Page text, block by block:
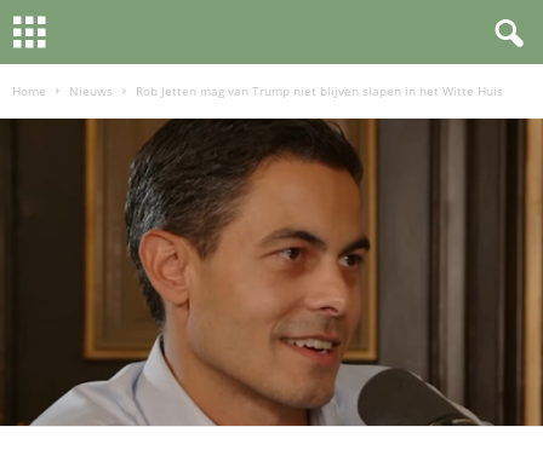
Home Nieuws Rob Jetten mag van Trump niet blijven slapen in het Witte Huis